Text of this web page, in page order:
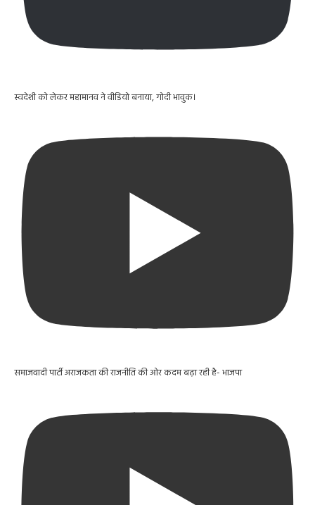
स्वदेशी को लेकर महामानव ने वीडियो बनाया, गोदी भावुक।
समाजवादी पार्टी अराजकता की राजनीति की ओर कदम बढ़ा रही है- भाजपा